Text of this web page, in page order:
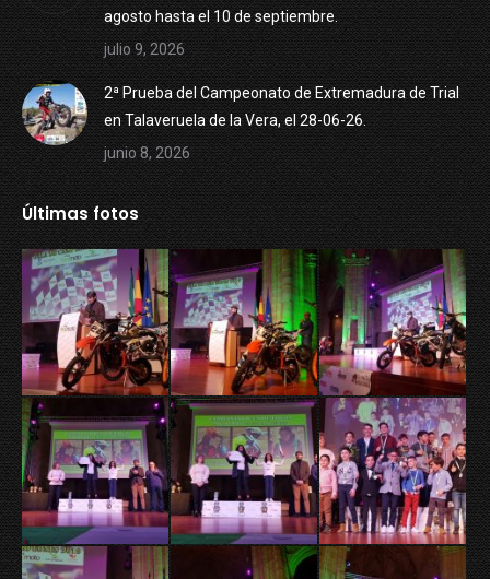
agosto hasta el 10 de septiembre.
julio 9, 2026
2ª Prueba del Campeonato de Extremadura de Trial
en Talaveruela de la Vera, el 28-06-26.
junio 8, 2026
Últimas fotos